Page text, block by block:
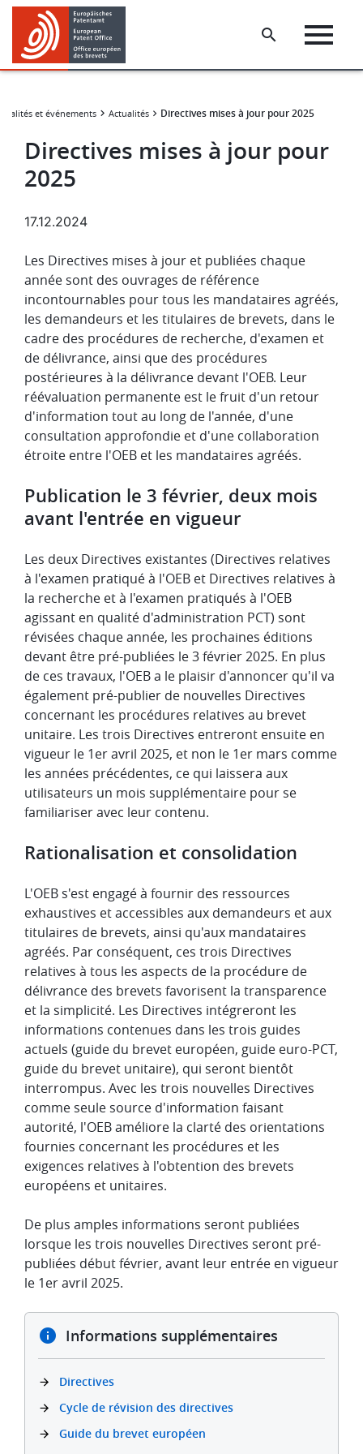
Skip
main
content
Skip
footer
et événements Actualités Directives mises à jour pour 2025
Directives mises à jour pour
2025
17.12.2024
Les Directives mises à jour et publiées chaque
année sont des ouvrages de référence
incontournables pour tous les mandataires agréés,
les demandeurs et les titulaires de brevets, dans le
cadre des procédures de recherche, d'examen et
de délivrance, ainsi que des procédures
postérieures à la délivrance devant l'OEB. Leur
réévaluation permanente est le fruit d'un retour
d'information tout au long de l'année, d'une
consultation approfondie et d'une collaboration
étroite entre l'OEB et les mandataires agréés.
Publication le 3 février, deux mois
avant l'entrée en vigueur
Les deux Directives existantes (Directives relatives
à l'examen pratiqué à l'OEB et Directives relatives à
la recherche et à l'examen pratiqués à l'OEB
agissant en qualité d'administration PCT) sont
révisées chaque année, les prochaines éditions
devant être pré-publiées le 3 février 2025. En plus
de ces travaux, l'OEB a le plaisir d'annoncer qu'il va
également pré-publier de nouvelles Directives
concernant les procédures relatives au brevet
unitaire. Les trois Directives entreront ensuite en
vigueur le 1er avril 2025, et non le 1er mars comme
les années précédentes, ce qui laissera aux
utilisateurs un mois supplémentaire pour se
familiariser avec leur contenu.
Rationalisation et consolidation
L'OEB s'est engagé à fournir des ressources
exhaustives et accessibles aux demandeurs et aux
titulaires de brevets, ainsi qu'aux mandataires
agréés. Par conséquent, ces trois Directives
relatives à tous les aspects de la procédure de
délivrance des brevets favorisent la transparence
et la simplicité. Les Directives intégreront les
informations contenues dans les trois guides
actuels (guide du brevet européen, guide euro-PCT,
guide du brevet unitaire), qui seront bientôt
interrompus. Avec les trois nouvelles Directives
comme seule source d'information faisant
autorité, l'OEB améliore la clarté des orientations
fournies concernant les procédures et les
exigences relatives à l'obtention des brevets
européens et unitaires.
De plus amples informations seront publiées
lorsque les trois nouvelles Directives seront pré-
publiées début février, avant leur entrée en vigueur
le 1er avril 2025.
Informations supplémentaires
Directives
Cycle de révision des directives
Guide du brevet européen